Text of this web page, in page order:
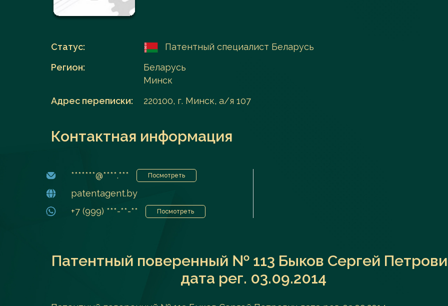
Перейти в каталог
Статус:
Патентный специалист Беларусь
Регион:
Беларусь
Минск
Адрес переписки:
220100, г. Минск, а/я 107
Контактная информация
*******@****.*** Посмотреть
patentagent.by
+7 (999) ***-**-**
Посмотреть
Патентный поверенный № 113 Быков Сергей
дата рег. 03.09.2014